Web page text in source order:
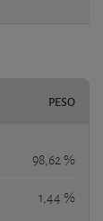
PESO
98,62 %
1,44 %